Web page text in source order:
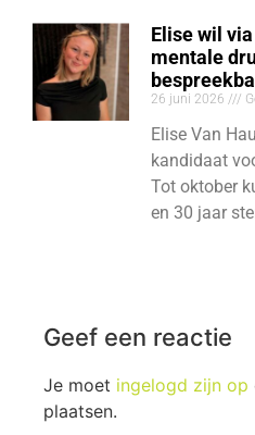
Elise wil
mentale
26 juni 2026
Elise Van
kandidaat
Tot oktober
en 30 jaar
Geef een reactie
Je moet ingelogd zijn op
plaatsen.